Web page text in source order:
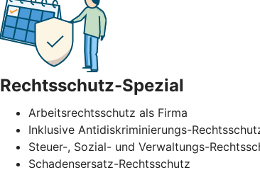
Rechtsschutz-Spezial
Arbeitsrechtsschutz als Firma
Inklusive Antidiskriminierungs-
Steuer-, Sozial- und Verwaltungs-
Schadensersatz-Rechtsschutz